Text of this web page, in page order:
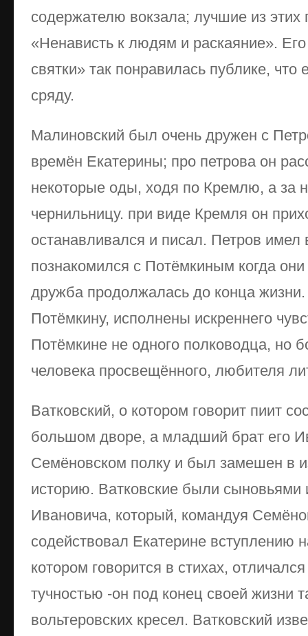
содержателю вокзала; лучшие из
«Ненависть к людям и раскаяние».
святки» так понравилась публике, что
сряду.
Малиновский был очень дружен с
времён Екатерины; про петрова он
некоторые оды, ходя по Кремлю, а за
чернильницу. при виде Кремля он
останавливался и писал. Петров
познакомился с Потёмкиным когда
дружба продолжалась до конца
Потёмкину, исполнены искреннего
Потёмкине не одного полководца, но
человека просвещённого, любителя
Ватковский, о котором говорит пиит
большом дворе, а младший брат его
Семёновском полку и был замешен в
историю. Ватковские были сыновьями
Ивановича, который, командуя
содействовал Екатерине вступлению
котором говорится в стихах,
тучностью -он под конец своей жизни
вольтеровских кресел. Ватковский